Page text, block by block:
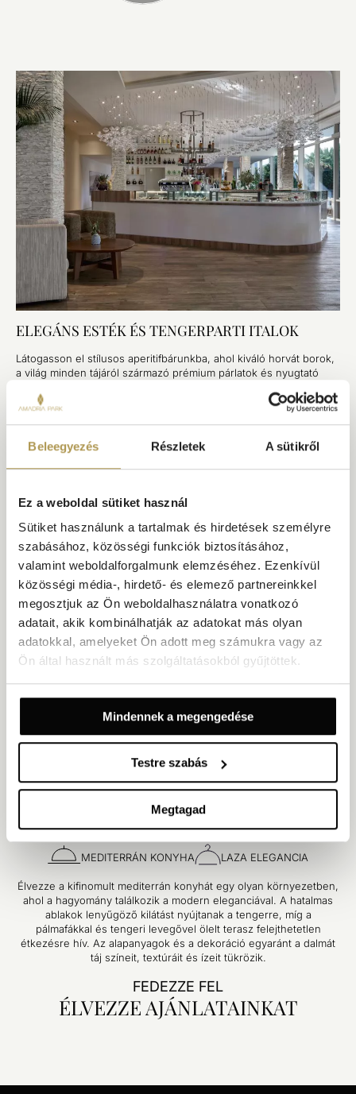
Beleegyezés Részletek A sütikről
Ez a weboldal sütiket használ
Sütiket használunk a tartalmak és hirdetések személyre
szabásához, közösségi funkciók biztosításához,
valamint weboldalforgalmunk elemzéséhez. Ezenkívül
közösségi média-, hirdető- és elemező partnereinkkel
megosztjuk az Ön weboldalhasználatra vonatkozó
adatait, akik kombinálhatják az adatokat más olyan
adatokkal, amelyeket Ön adott meg számukra vagy az
Ön által használt más szolgáltatásokból gyűjtöttek.
Mindennek a megengedése
Testre szabás
Megtagad
ELEGÁNS ESTÉK ÉS TENGERPARTI ITALOK
Látogasson el stílusos aperitifbárunkba, ahol kiváló horvát borok,
a világ minden tájáról származó prémium párlatok és nyugtató
EZ IS ÉRDEKELHETI
Rustica Étterem
MEDITERRÁN KONYHA LAZA ELEGANCIA
Élvezze a kifinomult mediterrán konyhát egy olyan környezetben,
ahol a hagyomány találkozik a modern eleganciával. A hatalmas
ablakok lenyűgöző kilátást nyújtanak a tengerre, míg a
pálmafákkal és tengeri levegővel ölelt terasz felejthetetlen
étkezésre hív. Az alapanyagok és a dekoráció egyaránt a dalmát
táj színeit, textúráit és ízeit tükrözik.
FEDEZZE FEL
ÉLVEZZE AJÁNLATAINKAT